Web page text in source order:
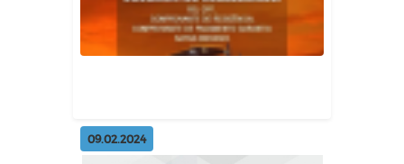
comunitária
09.02.2024